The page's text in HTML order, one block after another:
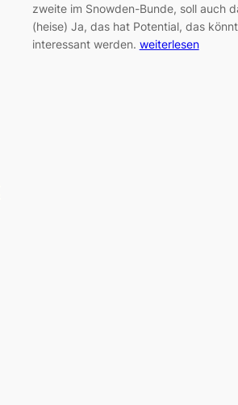
zweite im Snowden-Bunde, soll auch
(heise) Ja, das hat Potential, das
interessant werden. weiterlesen